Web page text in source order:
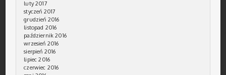
luty 2017
styczeń 2017
grudzień 2016
listopad 2016
październik 2016
wrzesień 2016
sierpień 2016
lipiec 2016
czerwiec 2016